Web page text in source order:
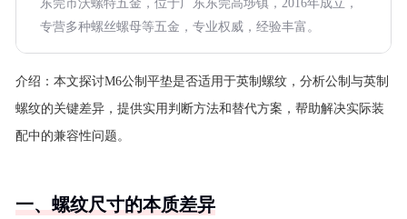
东莞市沃螺特五金，位于广东东莞高埗镇，2016年成立，
专营多种螺丝螺母等五金，专业权威，经验丰富。
介绍： 本文探讨M6公制平垫是否适用于英制螺纹，分析公制与英制
螺纹的关键差异，提供实用判断方法和替代方案，帮助解决实际装
配中的兼容性问题。
一、螺纹尺寸的本质差异